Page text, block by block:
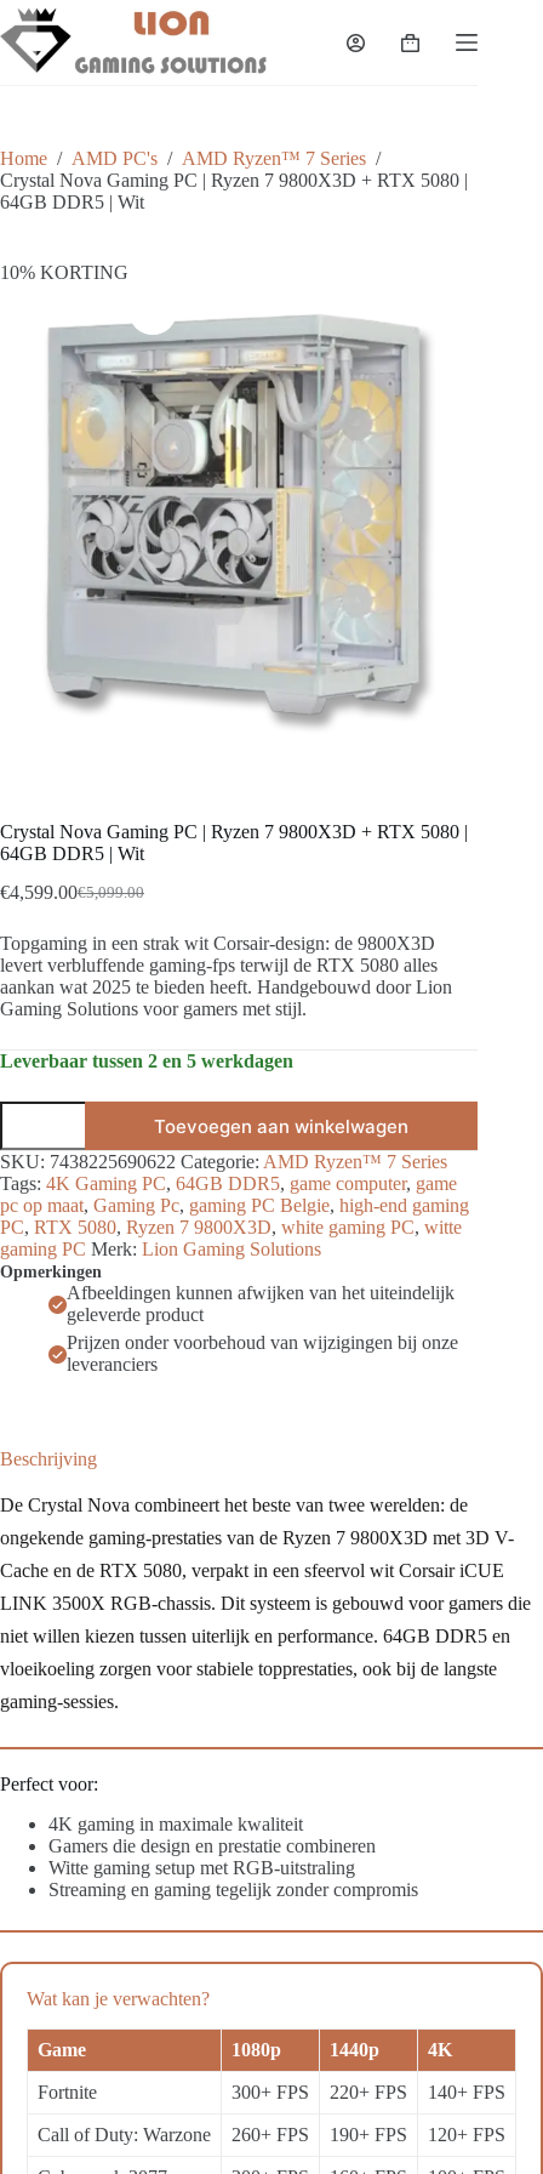
Skip
to
content
Shopping
Home / AMD PC's / AMD Ryzen™ 7 Series /
Crystal Nova Gaming PC | Ryzen 7 9800X3D + RTX 5080 |
64GB DDR5 | Wit
10% KORTING
Crystal Nova Gaming PC | Ryzen 7 9800X3D + RTX 5080 |
64GB DDR5 | Wit
€5,099.00
Oorspronkelijke
was:
€5,099.00.
€4,599.00Huidige
is:
€4,599.00.
Topgaming in een strak wit Corsair-design: de 9800X3D
levert verbluffende gaming-fps terwijl de RTX 5080 alles
aankan wat 2025 te bieden heeft. Handgebouwd door Lion
Gaming Solutions voor gamers met stijl.
Leverbaar tussen 2 en 5 werkdagen
Crystal
Gaming
PC
Ryzen
7
9800X3D
+
Toevoegen aan winkelwagen
SKU: 7438225690622 Categorie: AMD Ryzen™ 7 Series
Tags: 4K Gaming PC, 64GB DDR5, game computer, game
pc op maat, Gaming Pc, gaming PC Belgie, high-end gaming
PC, RTX 5080, Ryzen 7 9800X3D, white gaming PC, witte
gaming PC Merk: Lion Gaming Solutions
Opmerkingen
Afbeeldingen kunnen afwijken van het uiteindelijk
geleverde product
Prijzen onder voorbehoud van wijzigingen bij onze
leveranciers
Beschrijving
De Crystal Nova combineert het beste van twee werelden: de
ongekende gaming-prestaties van de Ryzen 7 9800X3D met 3D V-
Cache en de RTX 5080, verpakt in een sfeervol wit Corsair iCUE
LINK 3500X RGB-chassis. Dit systeem is gebouwd voor gamers die
niet willen kiezen tussen uiterlijk en performance. 64GB DDR5 en
vloeikoeling zorgen voor stabiele topprestaties, ook bij de langste
gaming-sessies.
Perfect voor:
4K gaming in maximale kwaliteit
Gamers die design en prestatie combineren
Witte gaming setup met RGB-uitstraling
Streaming en gaming tegelijk zonder compromis
Wat kan je verwachten?
Game 1080p 1440p 4K
Fortnite 300+ FPS 220+ FPS 140+ FPS
Call of Duty: Warzone 260+ FPS 190+ FPS 120+ FPS